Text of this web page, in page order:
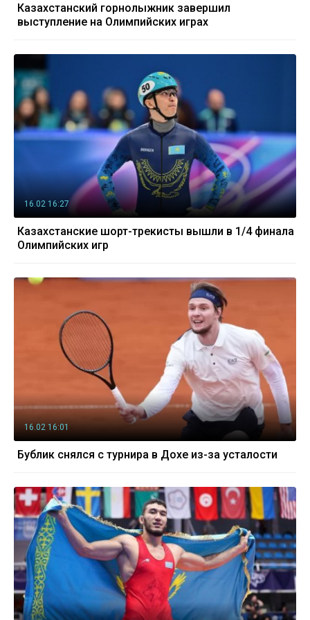
Казахстанский горнолыжник завершил
выступление на Олимпийских играх
16.02 16:27
Казахстанские шорт-трекисты вышли в 1/4 финала
Олимпийских игр
16.02 16:01
Бублик снялся с турнира в Дохе из-за усталости